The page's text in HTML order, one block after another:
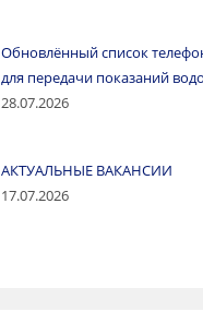
Обновлённый список
для передачи показаний
28.07.2026
АКТУАЛЬНЫЕ ВАКАНСИИ
17.07.2026